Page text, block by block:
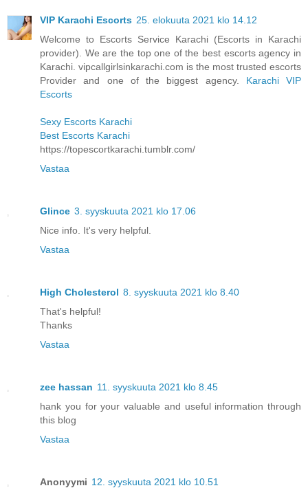
VIP Karachi Escorts 25. elokuuta 2021 klo 14.12
Welcome to Escorts Service Karachi (Escorts in Karachi
provider). We are the top one of the best escorts agency in
Karachi. vipcallgirlsinkarachi.com is the most trusted escorts
Provider and one of the biggest agency. Karachi VIP
Escorts
Sexy Escorts Karachi
Best Escorts Karachi
https://topescortkarachi.tumblr.com/
Vastaa
Glince 3. syyskuuta 2021 klo 17.06
Nice info. It's very helpful.
Vastaa
High Cholesterol 8. syyskuuta 2021 klo 8.40
That's helpful!
Thanks
Vastaa
zee hassan 11. syyskuuta 2021 klo 8.45
hank you for your valuable and useful information through
this blog
Vastaa
Anonyymi 12. syyskuuta 2021 klo 10.51